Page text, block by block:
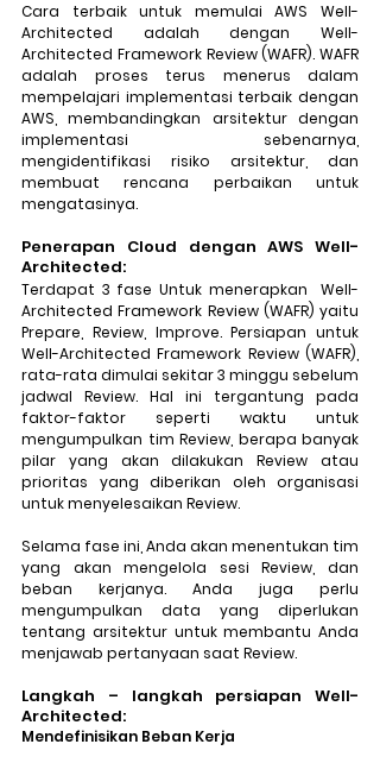
Cara terbaik untuk memulai AWS Well-
Architected adalah dengan Well-
Architected Framework Review (WAFR). WAFR
adalah proses terus menerus dalam
mempelajari implementasi terbaik dengan
AWS, membandingkan arsitektur dengan
implementasi sebenarnya,
mengidentifikasi risiko arsitektur, dan
membuat rencana perbaikan untuk
mengatasinya.
Penerapan Cloud dengan AWS Well-
Architected:
Terdapat 3 fase Untuk menerapkan
Well-
Prepare , Review, Improve. Persiapan untuk
Well-Architected Framework Review (WAFR),
rata-rata dimulai sekitar 3 minggu sebelum
jadwal Review. Hal ini tergantung pada
faktor-faktor seperti waktu untuk
mengumpulkan tim Review, berapa banyak
pilar yang akan dilakukan Review atau
prioritas yang diberikan oleh organisasi
untuk menyelesaikan Review.
Selama fase ini, Anda akan menentukan tim
yang akan mengelola sesi Review, dan
beban kerjanya. Anda juga perlu
mengumpulkan data yang diperlukan
tentang arsitektur untuk membantu Anda
menjawab pertanyaan saat Review.
Langkah – langkah persiapan Well-
Architected:
Mendefinisikan Beban Kerja